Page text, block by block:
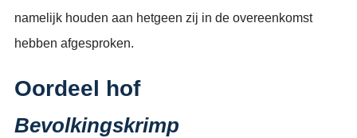
namelijk houden aan hetgeen zij in de overeenkomst
hebben afgesproken.
Oordeel hof
Bevolkingskrimp